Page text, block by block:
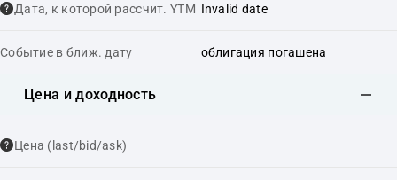
Дата, к которой рассчит. YTM Invalid date
Событие в ближ. дату облигация погашена
Цена и доходность
Цена (last/bid/ask)